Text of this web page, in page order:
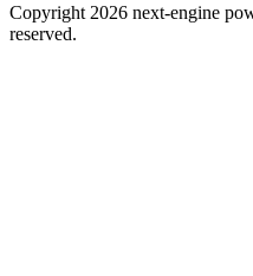
Copyright 2026 next-engine
reserved.